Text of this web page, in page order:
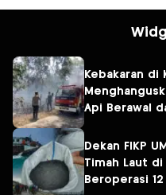
Kebakaran di
Api Berawal
Dekan FIKP
Timah Laut di
Beroperasi 12